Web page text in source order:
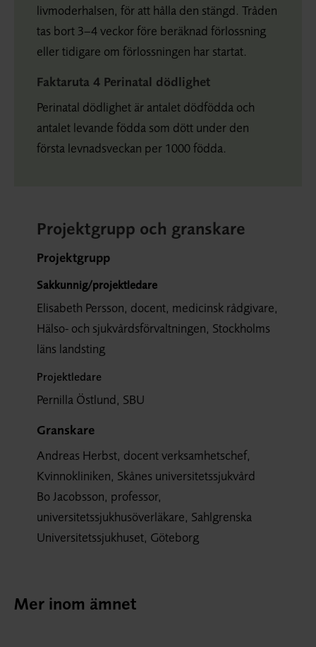
livmoderhalsen, för att hålla den stängd. Tråden
tas bort 3–4 veckor före beräknad förlossning
eller tidigare om förlossningen har startat.
Faktaruta 4 Perinatal dödlighet
Perinatal dödlighet är antalet dödfödda och
antalet levande födda som dött under den
första levnadsveckan per 1000 födda.
Projektgrupp och granskare
Projektgrupp
Sakkunnig/projektledare
Elisabeth Persson, docent, medicinsk rådgivare,
Hälso- och sjukvårdsförvaltningen, Stockholms
läns landsting
Projektledare
Pernilla Östlund, SBU
Granskare
Andreas Herbst, docent verksamhetschef,
Kvinnokliniken, Skånes universitetssjukvård
Bo Jacobsson, professor,
universitetssjukhusöverläkare, Sahlgrenska
Universitetssjukhuset, Göteborg
Mer inom ämnet